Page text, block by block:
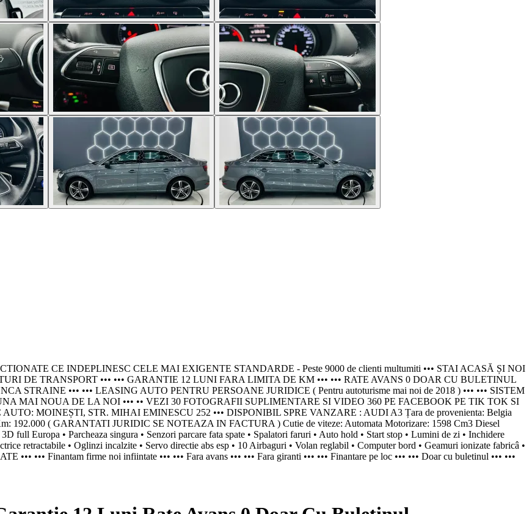
CE INDEPLINESC CELE MAI EXIGENTE STANDARDE - Peste 9000 de clienti multumiti ••• STAI ACASĂ ȘI NOI
DE TRANSPORT ••• ••• GARANTIE 12 LUNI FARA LIMITA DE KM ••• ••• RATE AVANS 0 DOAR CU BULETINUL
STRAINE ••• ••• LEASING AUTO PENTRU PERSOANE JURIDICE ( Pentru autoturisme mai noi de 2018 ) ••• ••• SISTEM
MAI NOUA DE LA NOI ••• •• VEZI 30 FOTOGRAFII SUPLIMENTARE SI VIDEO 360 PE FACEBOOK PE TIK TOK SI
MOINEȘTI, STR. MIHAI EMINESCU 252 ••• DISPONIBIL SPRE VANZARE : AUDI A3 Țara de provenienta: Belgia
192.000 ( GARANTATI JURIDIC SE NOTEAZA IN FACTURA ) Cutie de viteze: Automata Motorizare: 1598 Cm3 Diesel
full Europa • Parcheaza singura • Senzori parcare fata spate • Spalatori faruri • Auto hold • Start stop • Lumini de zi • Inchidere
retractabile • Oglinzi incalzite • Servo directie abs esp • 10 Airbaguri • Volan reglabil • Computer bord • Geamuri ionizate fabricâ •
••• Finantam firme noi infiintate ••• ••• Fara avans ••• ••• Fara giranti ••• ••• Finantare pe loc ••• ••• Doar cu buletinul ••• •••